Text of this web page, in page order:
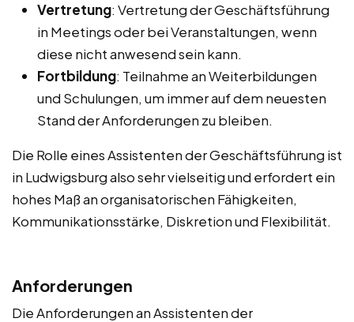
Vertretung: Vertretung der Geschäftsführung
in Meetings oder bei Veranstaltungen, wenn
diese nicht anwesend sein kann.
Fortbildung: Teilnahme an Weiterbildungen
und Schulungen, um immer auf dem neuesten
Stand der Anforderungen zu bleiben.
Die Rolle eines Assistenten der Geschäftsführung ist
in Ludwigsburg also sehr vielseitig und erfordert ein
hohes Maß an organisatorischen Fähigkeiten,
Kommunikationsstärke, Diskretion und Flexibilität.
Anforderungen
Die Anforderungen an Assistenten der